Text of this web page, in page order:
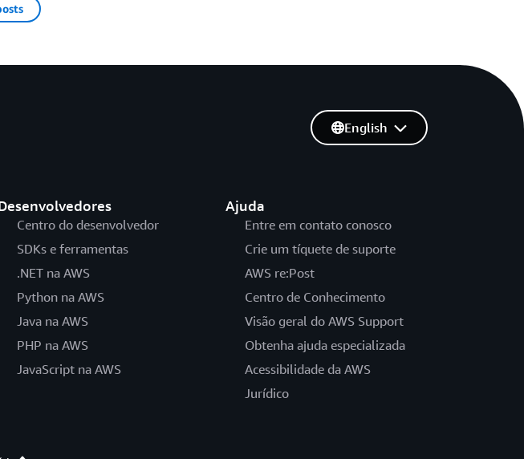
Centro do desenvolvedor
SDKs e ferramentas
.NET na AWS
Python na AWS
Java na AWS
PHP na AWS
JavaScript na AWS
Ajuda
Entre em contato conosco
Crie um tíquete de suporte
AWS re:Post
Centro de Conhecimento
Visão geral do AWS Support
Obtenha ajuda especializada
Acessibilidade da AWS
Jurídico
English